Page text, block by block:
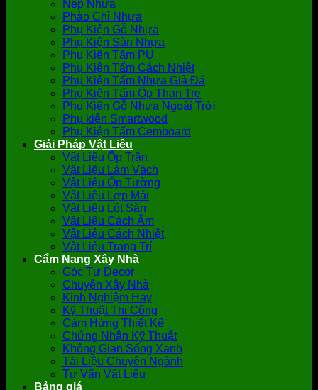
Nẹp Nhựa
Phào Chỉ Nhựa
Phụ Kiện Gỗ Nhựa
Phụ Kiện Sàn Nhựa
Phụ Kiện Tấm PU
Phụ Kiện Tấm Cách Nhiệt
Phụ Kiện Tấm Nhựa Giả Đá
Phụ Kiện Tấm Ốp Than Tre
Phụ Kiện Gỗ Nhựa Ngoài Trời
Phụ kiện Smartwood
Phụ Kiện Tấm Cemboard
Giải Pháp Vật Liệu
Vật Liệu Ốp Trần
Vật Liệu Làm Vách
Vật Liệu Ốp Tường
Vật Liệu Lợp Mái
Vật Liệu Lót Sàn
Vật Liệu Cách Âm
Vật Liệu Cách Nhiệt
Vật Liệu Trang Trí
Cẩm Nang Xây Nhà
Góc Tự Decor
Chuyện Xây Nhà
Kinh Nghiệm Hay
Kỹ Thuật Thi Công
Cảm Hứng Thiết Kế
Chứng Nhận Kỹ Thuật
Không Gian Sống Xanh
Tài Liệu Chuyên Ngành
Tư Vấn Vật Liệu
Bảng giá